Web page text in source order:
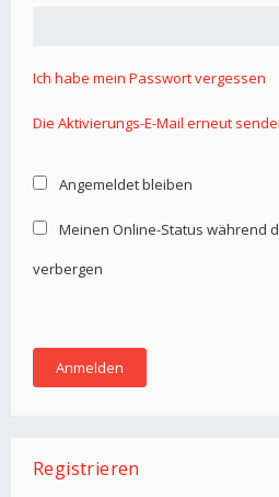
Ich habe mein Passwort vergessen
Die Aktivierungs-E-Mail erneut
Angemeldet bleiben
Meinen Online-Status während
verbergen
Registrieren